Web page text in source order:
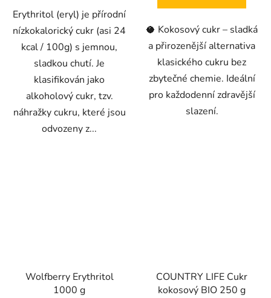
Erythritol (eryl) je přírodní
nízkokalorický cukr (asi 24
kcal / 100g) s jemnou,
sladkou chutí. Je
klasifikován jako
alkoholový cukr, tzv.
náhražky cukru, které jsou
odvozeny z...
🥥 Kokosový cukr – sladká
a přirozenější alternativa
klasického cukru bez
zbytečné chemie. Ideální
pro každodenní zdravější
slazení.
Wolfberry Erythritol
1000 g
COUNTRY LIFE Cukr
kokosový BIO 250 g